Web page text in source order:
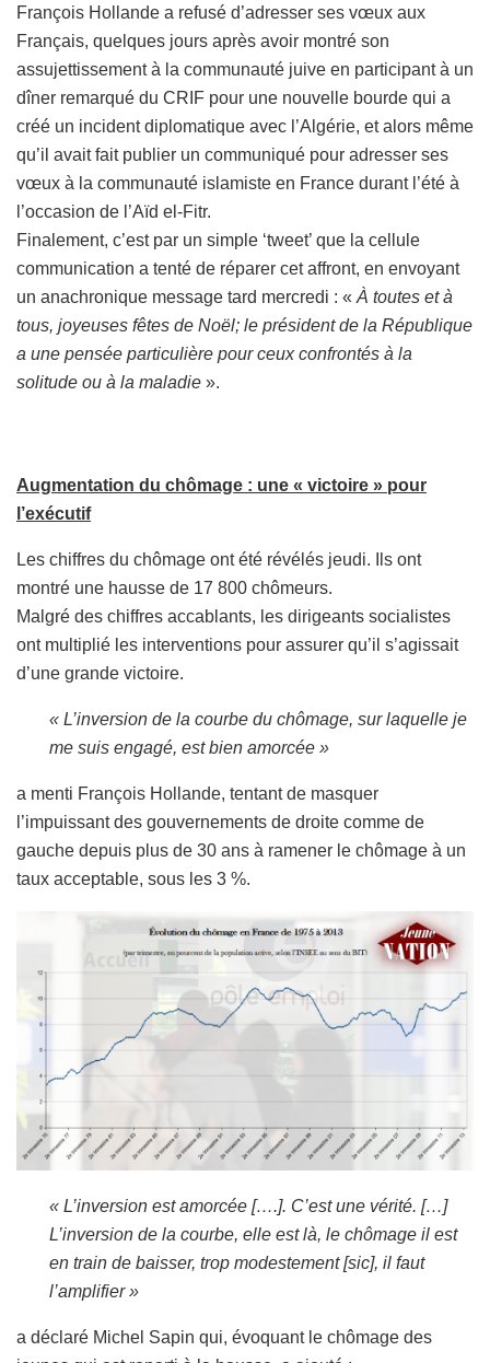
François Hollande a refusé d’adresser ses vœux aux
Français, quelques jours après avoir montré son
assujettissement à la communauté juive en participant à un
dîner remarqué du CRIF pour une nouvelle bourde qui a
créé un incident diplomatique avec l’Algérie, et alors même
qu’il avait fait publier un communiqué pour adresser ses
vœux à la communauté islamiste en France durant l’été à
l’occasion de l’Aïd el-Fitr.
Finalement, c’est par un simple ‘tweet’ que la cellule
communication a tenté de réparer cet affront, en envoyant
un anachronique message tard mercredi : « À toutes et à
tous, joyeuses fêtes de Noël; le président de la République
a une pensée particulière pour ceux confrontés à la
solitude ou à la maladie ».
Augmentation du chômage : une « victoire » pour
l’exécutif
Les chiffres du chômage ont été révélés jeudi. Ils ont
montré une hausse de 17 800 chômeurs.
Malgré des chiffres accablants, les dirigeants socialistes
ont multiplié les interventions pour assurer qu’il s’agissait
d’une grande victoire.
« L’inversion de la courbe du chômage, sur laquelle je
me suis engagé, est bien amorcée »
a menti François Hollande, tentant de masquer
l’impuissant des gouvernements de droite comme de
gauche depuis plus de 30 ans à ramener le chômage à un
taux acceptable, sous les 3 %.
« L’inversion est amorcée [….]. C’est une vérité. […]
L’inversion de la courbe, elle est là, le chômage il est
en train de baisser, trop modestement[sic], il faut
l’amplifier »
a déclaré Michel Sapin qui, évoquant le chômage des